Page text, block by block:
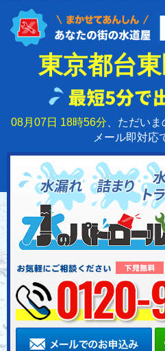
東京都台
08月07日 18時56分 、ただい
メール即対応